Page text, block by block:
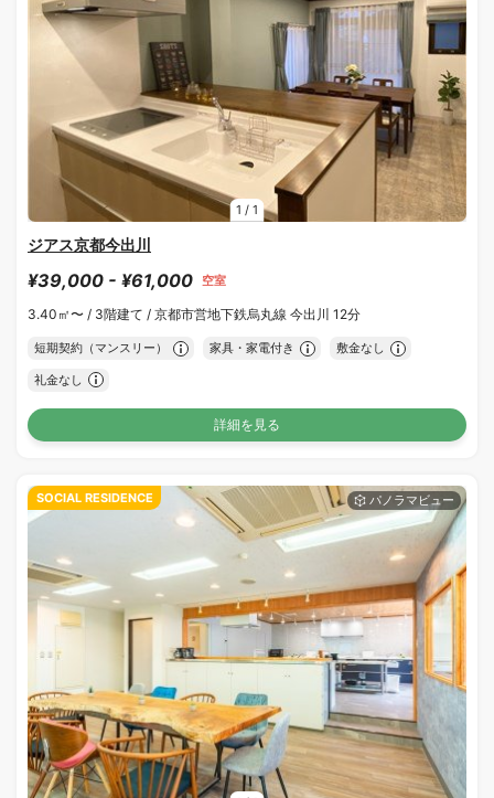
1 / 1
ジアス京都今出川
¥39,000 - ¥61,000 空室
3.40㎡〜 / 3階建て / 京都市営地下鉄烏丸線 今出川 12分
短期契約（マンスリー） 家具・家電付き 敷金なし
礼金なし
詳細を見る
SOCIAL RESIDENCE